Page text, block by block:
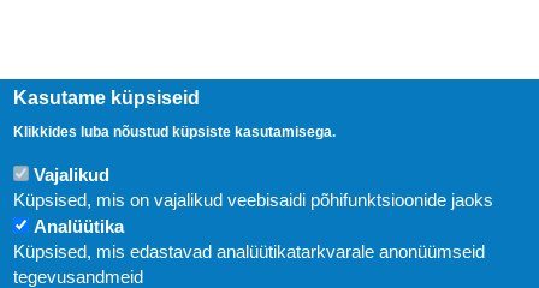
Uudised
Kasutame küpsiseid
Klikkides luba nõustud küpsiste kasutamisega.
Vajalikud
Küpsised, mis on vajalikud veebisaidi põhifunktsioonide jaoks
Analüütika
Küpsised, mis edastavad analüütikatarkvarale anonüümseid
tegevusandmeid